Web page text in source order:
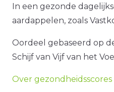
In een gezonde
aardappelen, zoals
Oordeel gebaseerd op
Schijf van Vijf van het
Over gezondheidsscores